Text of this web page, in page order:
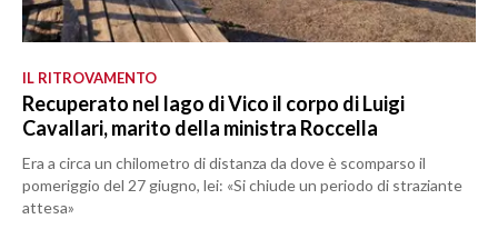
IL RITROVAMENTO
Recuperato nel lago di Vico il corpo di Luigi
Cavallari, marito della ministra Roccella
Era a circa un chilometro di distanza da dove è scomparso il
pomeriggio del 27 giugno, lei: «Si chiude un periodo di straziante
attesa»